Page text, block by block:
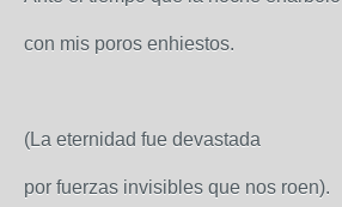
con mis poros enhiestos.
(La eternidad fue devastada
por fuerzas invisibles que nos roen).